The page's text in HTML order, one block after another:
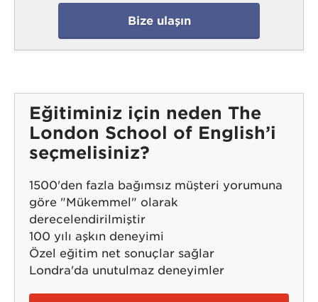
Bize ulaşın
Eğitiminiz için neden The
London School of English’i
seçmelisiniz?
1500'den fazla bağımsız müşteri yorumuna
göre "Mükemmel" olarak
derecelendirilmiştir
100 yılı aşkın deneyimi
Özel eğitim net sonuçlar sağlar
Londra'da unutulmaz deneyimler